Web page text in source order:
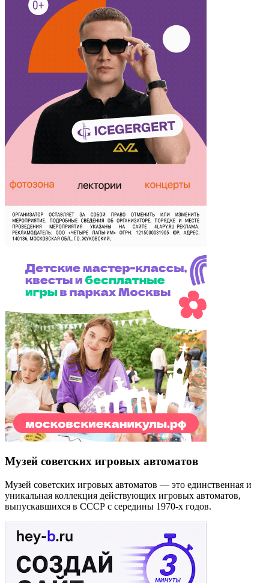
Музей советских игровых автоматов
Музей советских игровых автоматов — это единственная и
уникальная коллекция действующих игровых автоматов,
выпускавшихся в СССР с середины 1970-х годов.